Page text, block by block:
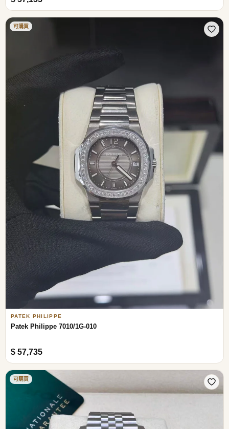
可購買
PATEK PHILIPPE
Patek Philippe 7010/1G-010
$ 57,735
可購買